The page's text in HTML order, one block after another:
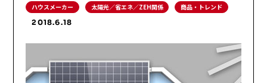
ハウスメーカー 太陽光／省エネ／ZEH関係
商品・トレンド
2018.6.18